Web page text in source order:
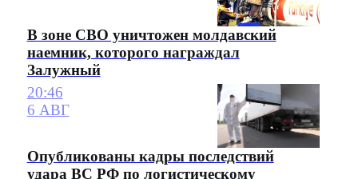
В зоне СВО уничтожен молдавский
наемник, которого награждал
Залужный
20:46
6 АВГ
Опубликованы кадры последствий
удара ВС РФ по логистическому